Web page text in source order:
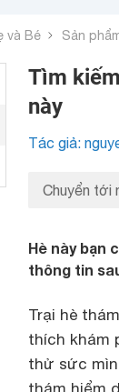
và Bé Sản
Tìm
này
Tác giả:
Chuyển tới
Hè này bạn
thông tin
Trại hè
thích khám
thử sức
thám hiểm